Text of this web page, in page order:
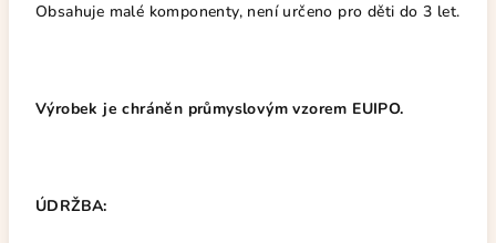
Obsahuje malé komponenty, není určeno pro děti do 3 let.
Výrobek je chráněn průmyslovým vzorem EUIPO.
ÚDRŽBA: